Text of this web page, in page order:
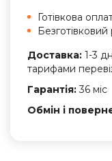
Готівкова
Доставка: 1-3
тарифами
Гарантія:36 міс
Обмін і